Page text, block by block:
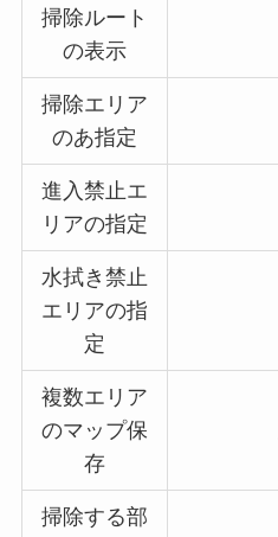
掃除ルート
の表示
掃除エリア
のあ指定
進入禁止エ
リアの指定
水拭き禁止
エリアの指
定
複数エリア
のマップ保
存
掃除する部